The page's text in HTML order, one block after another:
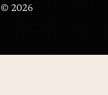
© 2026